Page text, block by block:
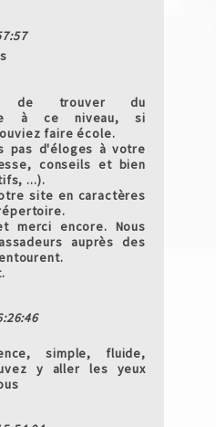
trouver du
à ce niveau, si
faire école.
pas d'éloges à votre
conseils et bien
...).
site en caractères
merci encore. Nous
auprès des
simple, fluide,
y aller les yeux